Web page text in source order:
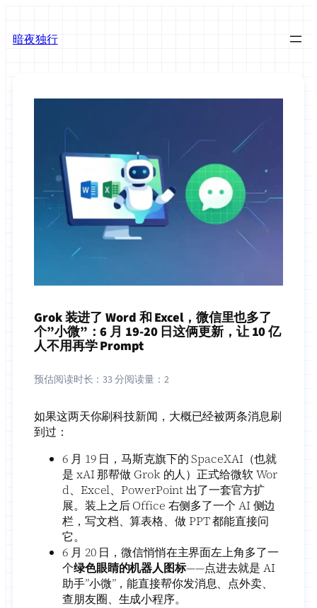
内
暗夜独行
Grok 装进了 Word 和 Excel，微信里也多了
个”小微”：6 月 19-20 日这俩更新，让 10 亿
人不用再学 Prompt
预估阅读时长：33 分阅读量： 2
如果这两天你刷科技新闻，大概已经被两条消息刷
到过：
6 月 19 日，马斯克旗下的 SpaceXAI（也就
是 xAI 那帮做 Grok 的人）正式给微软 Wor
d、Excel、PowerPoint 出了一套官方扩
展。装上之后 Office 右侧多了一个 AI 侧边
栏，写文档、算表格、做 PPT 都能直接问
它。
6 月 20 日，微信悄悄在主界面左上角多了一
个绿色眼睛的机器人图标——点进去就是 AI
助手”小微”，能直接帮你发消息、点外卖、
查朋友圈、生成小程序。